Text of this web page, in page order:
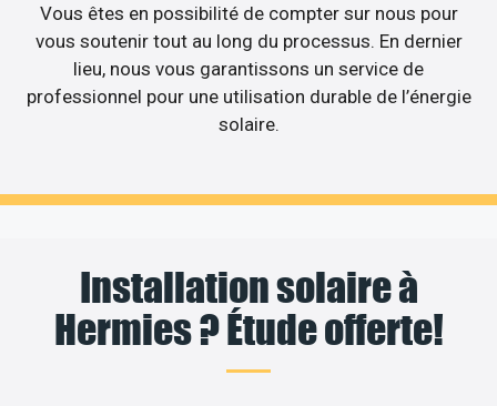
Vous êtes en possibilité de compter sur nous pour
vous soutenir tout au long du processus. En dernier
lieu, nous vous garantissons un service de
professionnel pour une utilisation durable de l’énergie
solaire.
Installation solaire à
Hermies ? Étude offerte!